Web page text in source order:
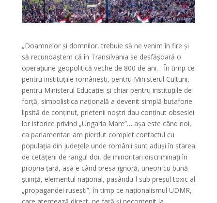
„Doamnelor și domnilor, trebuie să ne venim în fire și
să recunoaștem că în Transilvania se desfășoară o
operațiune geopolitică veche de 800 de ani… În timp ce
pentru instituțiile românești, pentru Ministerul Culturii,
pentru Ministerul Educației și chiar pentru instituțiile de
forță, simbolistica națională a devenit simplă butaforie
lipsită de conținut, prietenii noștri dau conținut obsesiei
lor istorice privind „Ungaria Mare”… așa este când noi,
ca parlamentari am pierdut complet contactul cu
populația din județele unde românii sunt aduși în starea
de cetățeni de rangul doi, de minoritari discriminați în
propria țară, așa e când presa ignoră, uneori cu bună
știință, elementul național, pasându-l sub preșul toxic al
„propagandei rusești”, în timp ce naționalismul UDMR,
care atentează direct, pe față și necontenit la